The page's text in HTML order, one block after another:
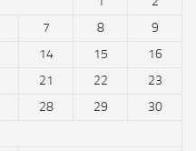
7 8
9
14 15
16
21 22
23
28 29
30